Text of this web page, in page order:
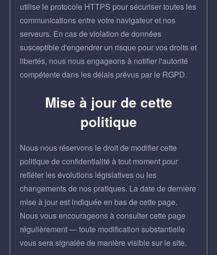
utilise le protocole HTTPS pour sécuriser toutes les
communications entre votre navigateur et nos
serveurs. En cas de violation de données
susceptible d'engendrer un risque pour vos droits et
libertés, nous nous engageons à notifier l'autorité
compétente dans les délais prévus par le RGPD.
Mise à jour de cette
politique
Nous nous réservons le droit de modifier cette
politique de confidentialité à tout moment pour
refléter les évolutions législatives ou les
changements de nos pratiques. La date de dernière
mise à jour est indiquée en bas de cette page.
Nous vous encourageons à consulter cette page
régulièrement — toute modification substantielle
vous sera signalée de manière visible sur le site.